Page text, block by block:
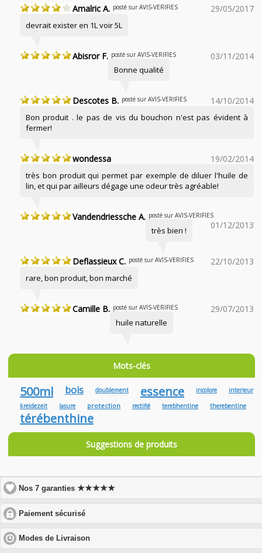
Amalric A. posté sur AVIS-VERIFIES 29/05/2017
devrait exister en 1L voir 5L
Abisror F. posté sur AVIS-VERIFIES 03/11/2014
Bonne qualité
Descotes B. posté sur AVIS-VERIFIES 14/10/2014
Bon produit . le pas de vis du bouchon n'est pas évident à
fermer!
wondessa 19/02/2014
très bon produit qui permet par exemple de diluer l'huile de
lin, et qui par ailleurs dégage une odeur très agréable!
Vandendriessche A. posté sur AVIS-VERIFIES
01/12/2013
très bien !
Deflassieux C. posté sur AVIS-VERIFIES 22/10/2013
rare, bon produit, bon marché
Camille B. posté sur AVIS-VERIFIES 29/07/2013
huile naturelle
Mots-clés
500ml bois doublement essence incolore
interieur
kreidezeit
lasure protection rectifié terebhentine therebentine
térébenthine
Suggestions de produits
Nos 7 garanties★★★★★
Paiement sécurisé
to
expand
Modes de Livraison
to